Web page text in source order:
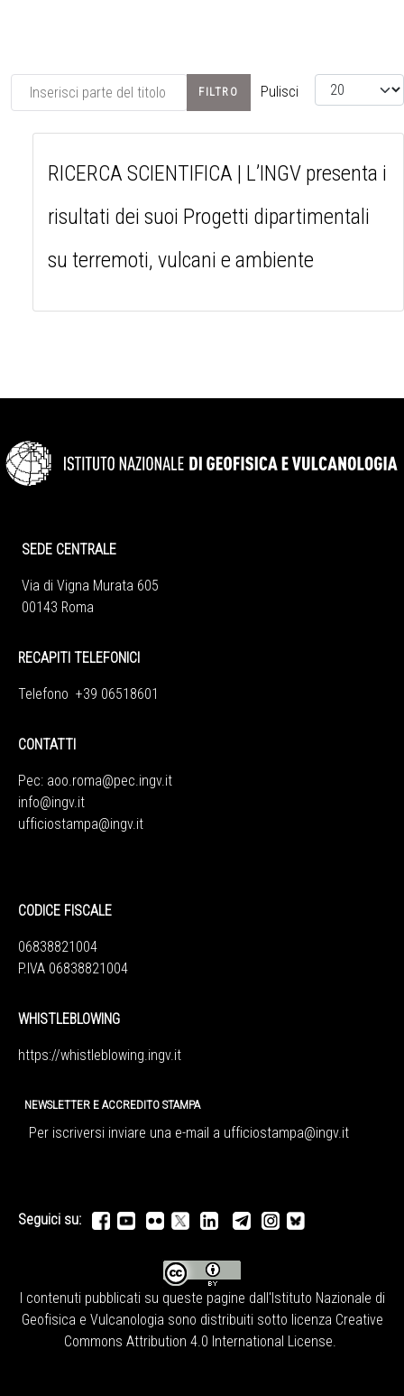
Inserisci parte del titolo FILTRO Pulisci Visualizza #
RICERCA SCIENTIFICA | L’INGV presenta i
risultati dei suoi Progetti dipartimentali
su terremoti, vulcani e ambiente
SEDE CENTRALE
Via di Vigna Murata 605
00143 Roma
RECAPITI TELEFONICI
Telefono +39 06518601
CONTATTI
Pec: aoo.roma@pec.ingv.it
info@ingv.it
ufficiostampa@ingv.it
CODICE FISCALE
06838821004
P.IVA 06838821004
WHISTLEBLOWING
https://whistleblowing.ingv.it
NEWSLETTER E ACCREDITO STAMPA
Per iscriversi inviare una e-mail a ufficiostampa@ingv.it
Seguici su:
I contenuti pubblicati su queste pagine dall' Istituto Nazionale di
Geofisica e Vulcanologia sono distribuiti sotto licenza Creative
Commons Attribution 4.0 International License.